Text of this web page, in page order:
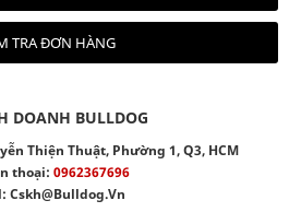
TRA ĐƠN HÀNG
DOANH BULLDOG
Thiện Thuật, Phường 1, Q3, HCM
thoại: 0962367696
Cskh@bulldog.vn